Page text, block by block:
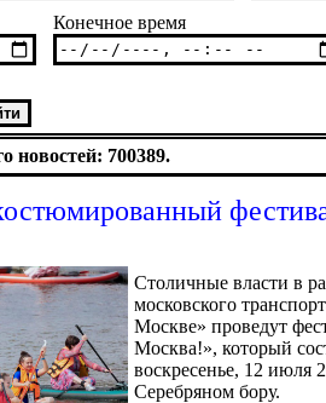
Конечное время
новостей: 700389.
Столичные власти в
московского
Москве» проведут
Москва!», который
воскресенье, 12 июля
Серебряном бору.